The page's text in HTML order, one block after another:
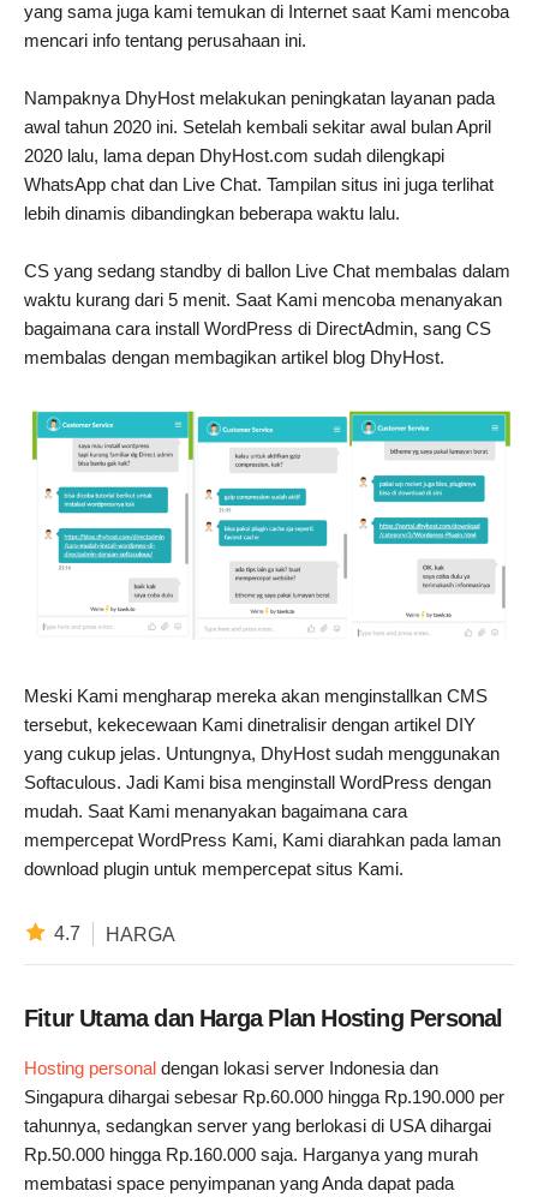
yang sama juga kami temukan di Internet saat Kami mencoba
mencari info tentang perusahaan ini.
Nampaknya DhyHost melakukan peningkatan layanan pada
awal tahun 2020 ini. Setelah kembali sekitar awal bulan April
2020 lalu, lama depan DhyHost.com sudah dilengkapi
WhatsApp chat dan Live Chat. Tampilan situs ini juga terlihat
lebih dinamis dibandingkan beberapa waktu lalu.
CS yang sedang standby di ballon Live Chat membalas dalam
waktu kurang dari 5 menit. Saat Kami mencoba menanyakan
bagaimana cara install WordPress di DirectAdmin, sang CS
membalas dengan membagikan artikel blog DhyHost.
Meski Kami mengharap mereka akan menginstallkan CMS
tersebut, kekecewaan Kami dinetralisir dengan artikel DIY
yang cukup jelas. Untungnya, DhyHost sudah menggunakan
Softaculous. Jadi Kami bisa menginstall WordPress dengan
mudah. Saat Kami menanyakan bagaimana cara
mempercepat WordPress Kami, Kami diarahkan pada laman
download plugin untuk mempercepat situs Kami.
4.7 HARGA
Fitur Utama dan Harga Plan Hosting Personal
Hosting personal dengan lokasi server Indonesia dan
Singapura dihargai sebesar Rp.60.000 hingga Rp.190.000 per
tahunnya, sedangkan server yang berlokasi di USA dihargai
Rp.50.000 hingga Rp.160.000 saja. Harganya yang murah
membatasi space penyimpanan yang Anda dapat pada